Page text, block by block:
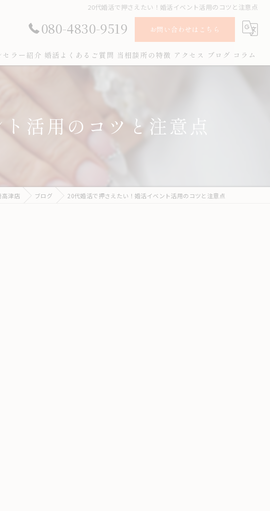
20代婚活で押さえたい！婚活イベント活用のコツと注意点
080-4830-9519 お問い合わせはこちら
セラー紹介 婚活よくあるご質問 当相談所の特徴
女性
アクセス ブログ コラム
活用のコツと注意点
高津店 ブログ 20代婚活で押さえたい！婚活イベント活用のコツと注意点